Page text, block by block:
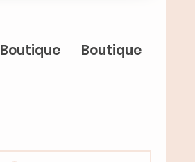
Boutique Boutique